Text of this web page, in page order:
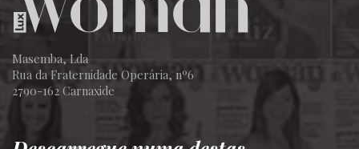
Masemba, Lda
Rua da Fraternidade Operária, nº6
2790-162 Carnaxide